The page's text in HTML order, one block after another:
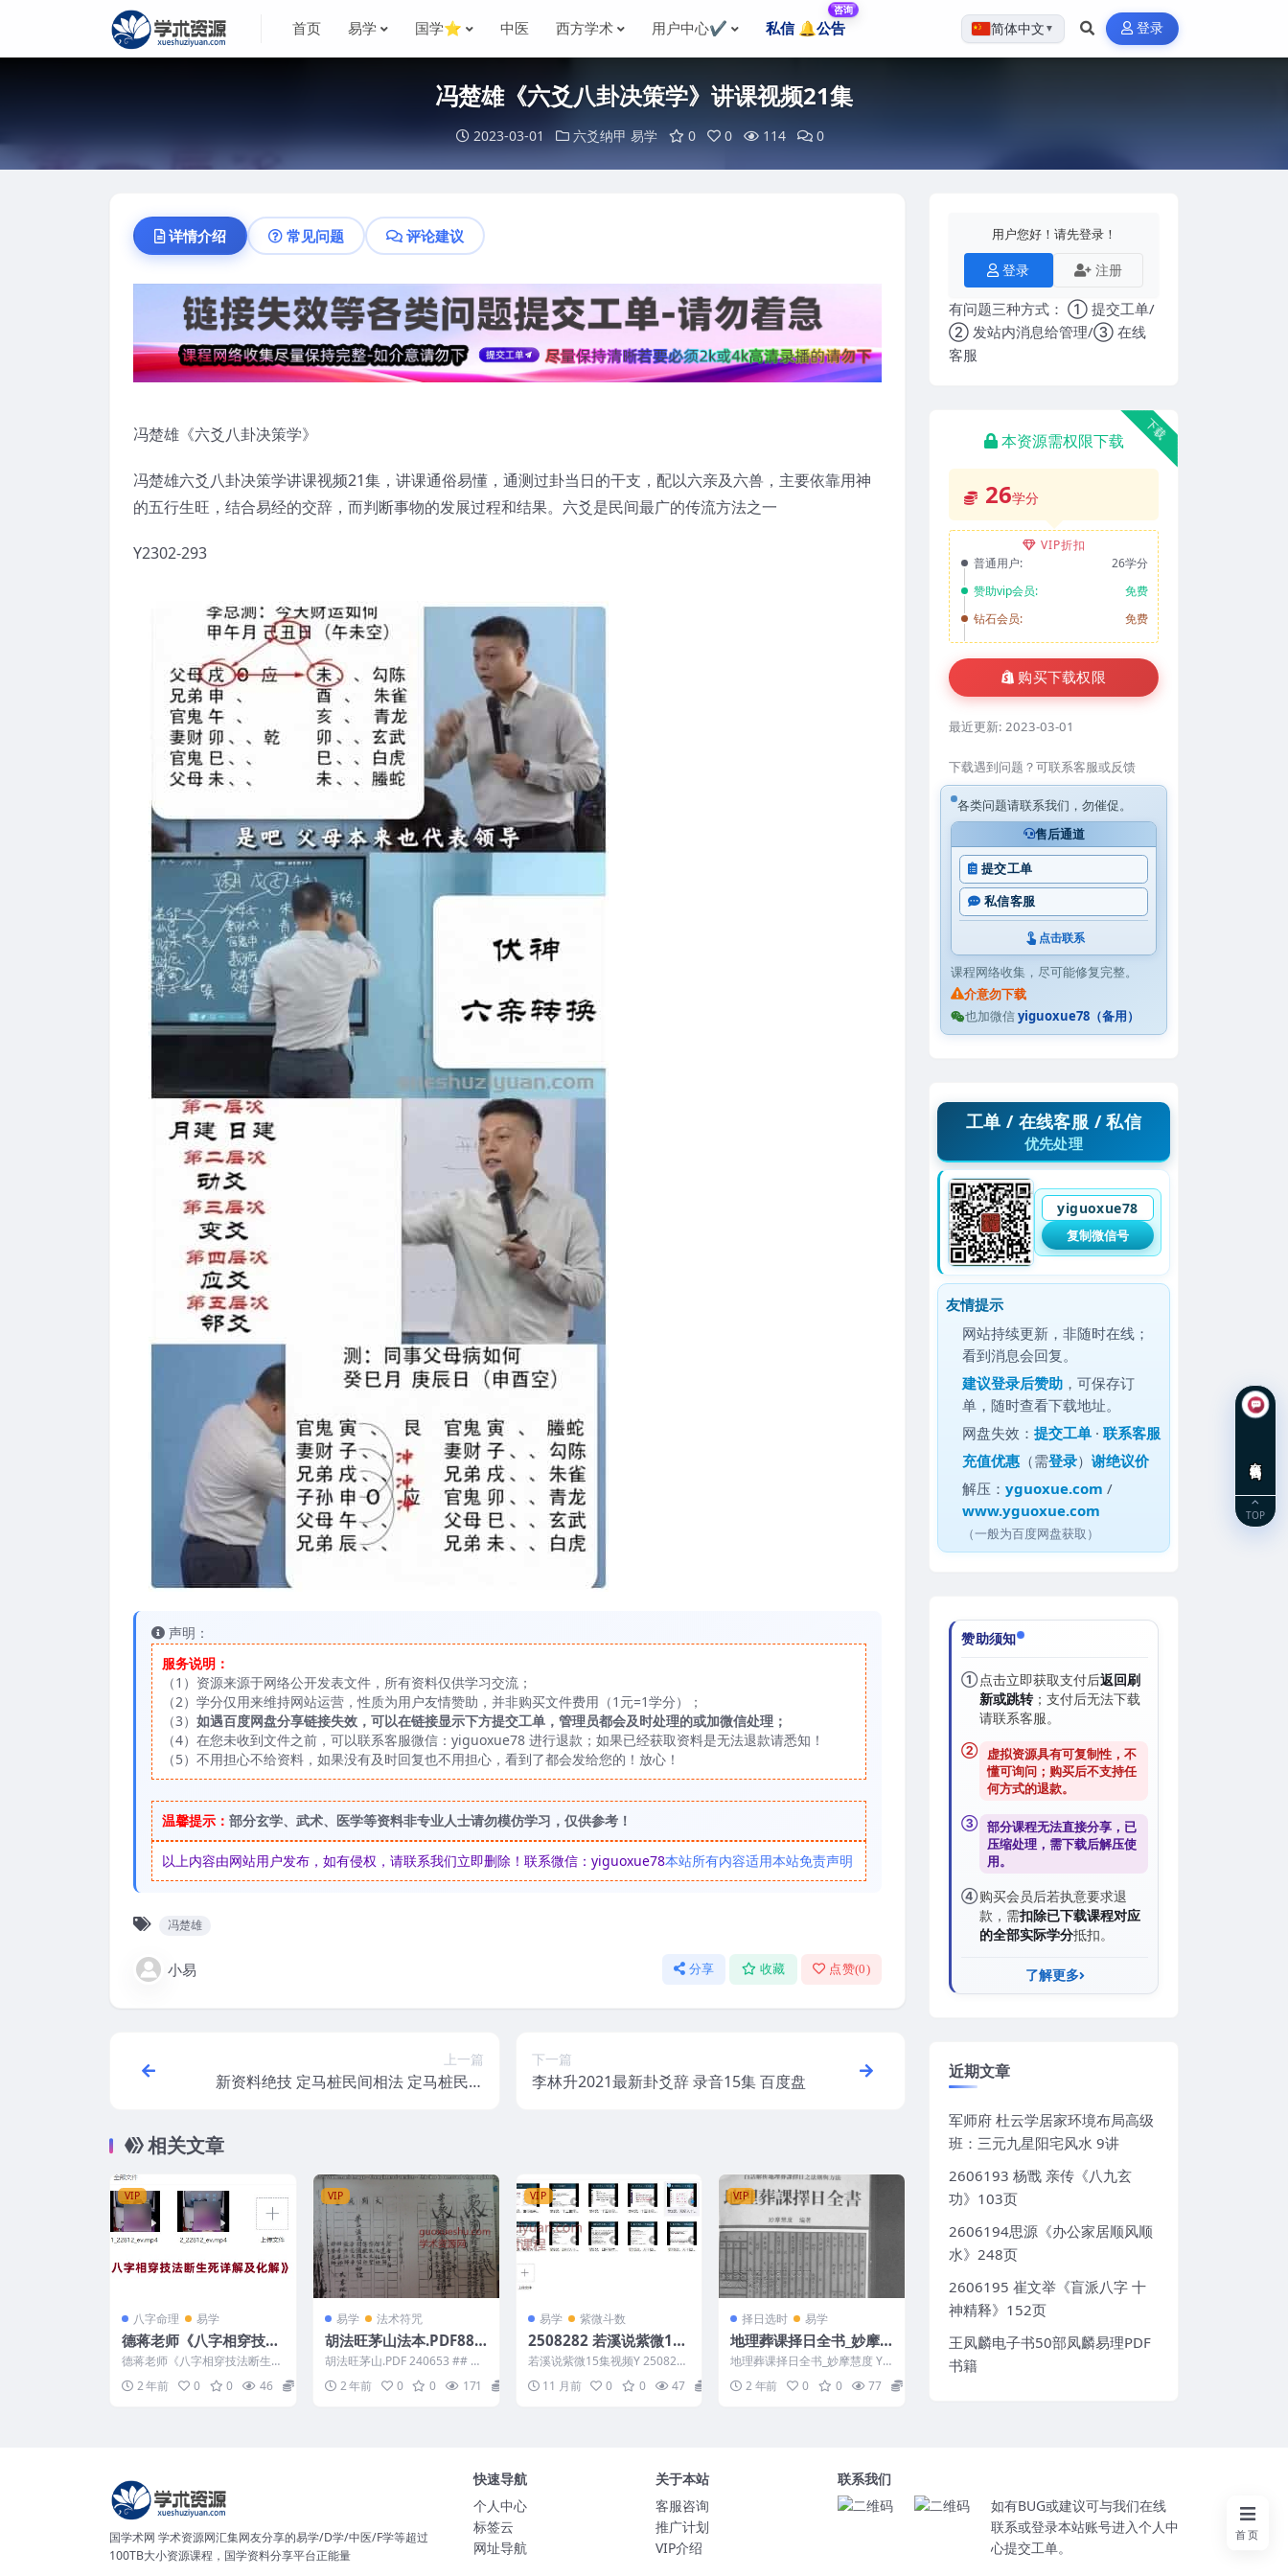
首页 易学 国学⭐ 中医 西方学术 用户中心✔️ 私信 🔔公告
咨询
简体中文 ▼ 登录
冯楚雄《六爻八卦决策学》讲课视频21集
2023-03-01 六爻纳甲 易学 0 0 114 0
详情介绍 常见问题 评论建议
冯楚雄《六爻八卦决策学》
冯⁠楚‎雄六爻八⁠卦‎决策⁠学‎讲课视频21集，讲课通俗易懂，通测过卦当日⁠的‎干支，配⁠以‎六亲⁠及‎六兽，主⁠要‎依靠⁠用‎神
的⁠五‎行生⁠旺‎，结⁠合‎易经的⁠交‎辞，而判⁠断‎事物的⁠发‎展过⁠程‎和结⁠果‎。六爻是⁠民‎间最⁠广‎的传流方⁠法‎之一
Y2302-293
声明：
服务说明：
（1）资源来源于网络公开发表文件，所有资料仅供学习交流；
（2）学分仅用来维持网站运营，性质为用户友情赞助，并非购买文件费用（1元=1学分）；
（3） 如遇百度网盘分享链接失效，可以在链接显示下方提交工单，管理员都会及时处理的或加微信处理；
（4）在您未收到文件之前，可以联系客服微信：yiguoxue78 进行退款；如果已经获取资料是无法退款请悉知！
（5）不用担心不给资料，如果没有及时回复也不用担心，看到了都会发给您的！放心！
温馨提示： 部分玄学、武术、医学等资料非专业人士请勿模仿学习，仅供参考！
以上内容由网站用户发布，如有侵权，请联系我们立即删除！联系微信：yiguoxue78本站所有内容适用本站免责声明
冯楚雄
小易 分享 收藏 点赞(0)
上一篇
新资料绝技 定马桩民间相法 定马桩民间
下一篇
李林升2021最新卦爻辞 录音15集 百度盘
相关文章
VIP
八字命理 易学
德蒋老师《八字相穿技法
断生死详解及化解》
德蒋老师《八字相穿技法断生死
详解及化解》2集 2412143 1_2
2812_e...
2 年前 0 0 46
VIP
易学 法术符咒
胡法旺茅山法本.PDF88
页
胡法旺茅山.PDF 240653 ## 胡
法旺茅山学习笔记本学习笔记主
要围绕胡法...
2 年前 0 0 171
VIP
易学 紫微斗数
2508282 若溪说紫微15
集视频Y
若溪说紫微15集视频Y 2508282
第10课，天干四化及口诀释义
—上.mp4...
11 月前 0 0 47
VIP
择日选时 易学
地理葬课择日全书_妙摩
慧度
地理葬课择日全书_妙摩慧度 Y2
2 年前 0 0 77
用户您好！请先登录！
登录 注册
有问题三种方式： ① 提交工单/
② 发站内消息给管理/③ 在线
客服
下载
本资源需权限下载
26学分
VIP折扣
普通用户:
26学分
赞助vip会员:
免费
钻石会员:
免费
购买下载权限
最近更新: 2023-03-01
下载遇到问题？可联系客服或反馈
各类问题请联系我们，勿催促。
售后通道
提交工单
私信客服
点击联系
课程网络收集，尽可能修复完整。
介意勿下载
也加微信yiguoxue78（备用）
工单 / 在线客服 / 私信
优先处理
yiguoxue78
复制微信号
友情提示
网站持续更新，非随时在线；
看到消息会回复。
建议登录后赞助 ，可保存订
单，随时查看下载地址。
网盘失效：提交工单 ·联系客服
充值优惠 （需登录）谢绝议价
解压：yguoxue.com /
www.yguoxue.com
（一般为百度网盘获取）
赞助须知
①点击立即获取支付后返回刷
新或跳转；支付后无法下载
请联系客服。
②
虚拟资源具有可复制性，不
懂可询问；购买后不支持任
何方式的退款。
③ 部分课程无法直接分享，已
压缩处理，需下载后解压使
用。
④购买会员后若执意要求退
款，需扣除已下载课程对应
的全部实际学分抵扣。
了解更多
近期文章
军师府 杜云学居家环境布局高级
班：三元九星阳宅风水 9讲
2606193 杨戬 亲传《八九玄
功》103页
2606194思源《办公家居顺风顺
水》248页
2606195 崔文举《盲派八字 十
神精释》152页
王凤麟电子书50部凤麟易理PDF
书籍
国学术网 学术资源网汇集网友分享的易学/D学/中医/F学等超过
100TB大小资源课程，国学资料分享平台正能量
快速导航
个人中心
标签云
网址导航
关于本站
客服咨询
推广计划
VIP介绍
联系我们
如有BUG或建议可与我们在线
联系或登录本站账号进入个人中
心提交工单。
首页
TOP